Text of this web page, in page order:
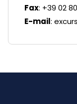
Fax: +39 02
E-mail: